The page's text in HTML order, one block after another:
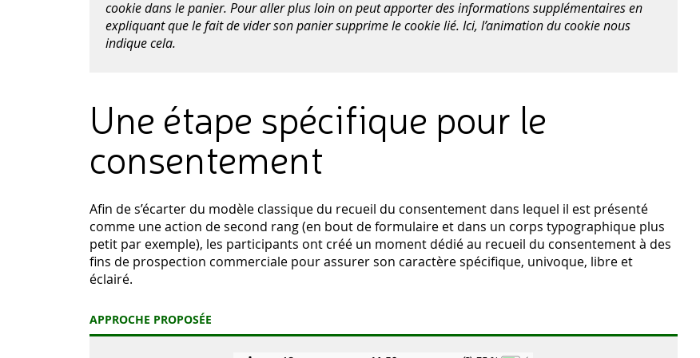
cookie dans le panier. Pour aller plus loin on peut apporter des informations supplémentaires en
expliquant que le fait de vider son panier supprime le cookie lié. Ici, l’animation du cookie nous
indique cela.
Une étape spécifique pour le
consentement
Afin de s’écarter du modèle classique du recueil du consentement dans lequel il est présenté
comme une action de second rang (en bout de formulaire et dans un corps typographique plus
petit par exemple), les participants ont créé un moment dédié au recueil du consentement à des
fins de prospection commerciale pour assurer son caractère spécifique, univoque, libre et
éclairé.
APPROCHE PROPOSÉE